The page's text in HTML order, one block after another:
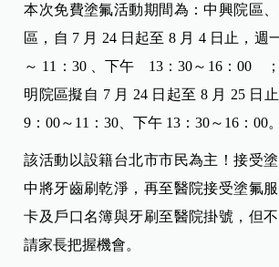
本次免費塗氟活動期間為：中興院區
區，自 7 月 24 日起至 8 月 4 日止，週
～ 11：30 、下午 13：30～16：00
明院區擬自 7 月 24 日起至 8 月 25 日
9：00～11：30、下午 13：30～16：00。
該活動以設籍台北市市民為主！接受
中將牙齒刷乾淨，再至醫院接受塗氟
卡及戶口名簿與牙刷至醫院掛號，但
請家長把握機會。